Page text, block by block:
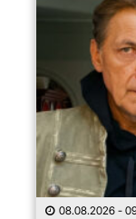
08.08.2026 -